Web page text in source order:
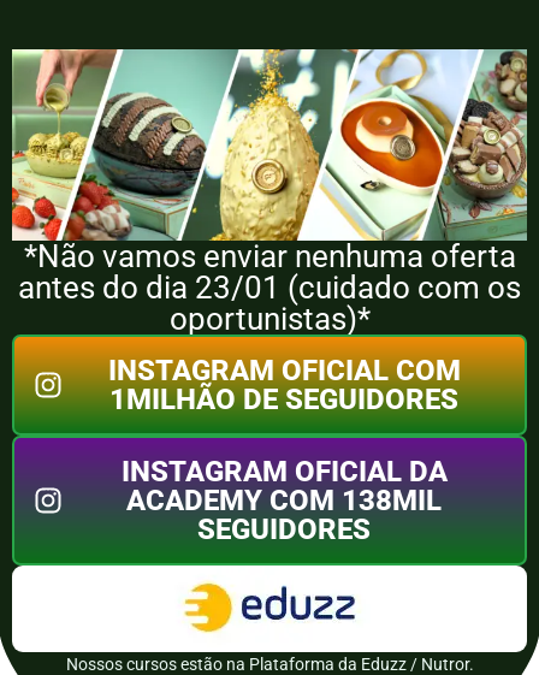
*Não vamos enviar nenhuma oferta
antes do dia 23/01 (cuidado com os
oportunistas)*
INSTAGRAM OFICIAL COM
1MILHÃO DE SEGUIDORES
INSTAGRAM OFICIAL DA
ACADEMY COM 138MIL
SEGUIDORES
Nossos cursos estão na Plataforma da Eduzz / Nutror.